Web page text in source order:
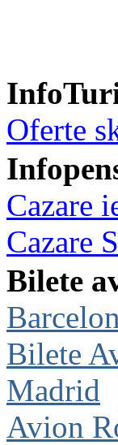
Oferte
Cazare
Cazare
Bilete
Bilete
Madrid
Avion